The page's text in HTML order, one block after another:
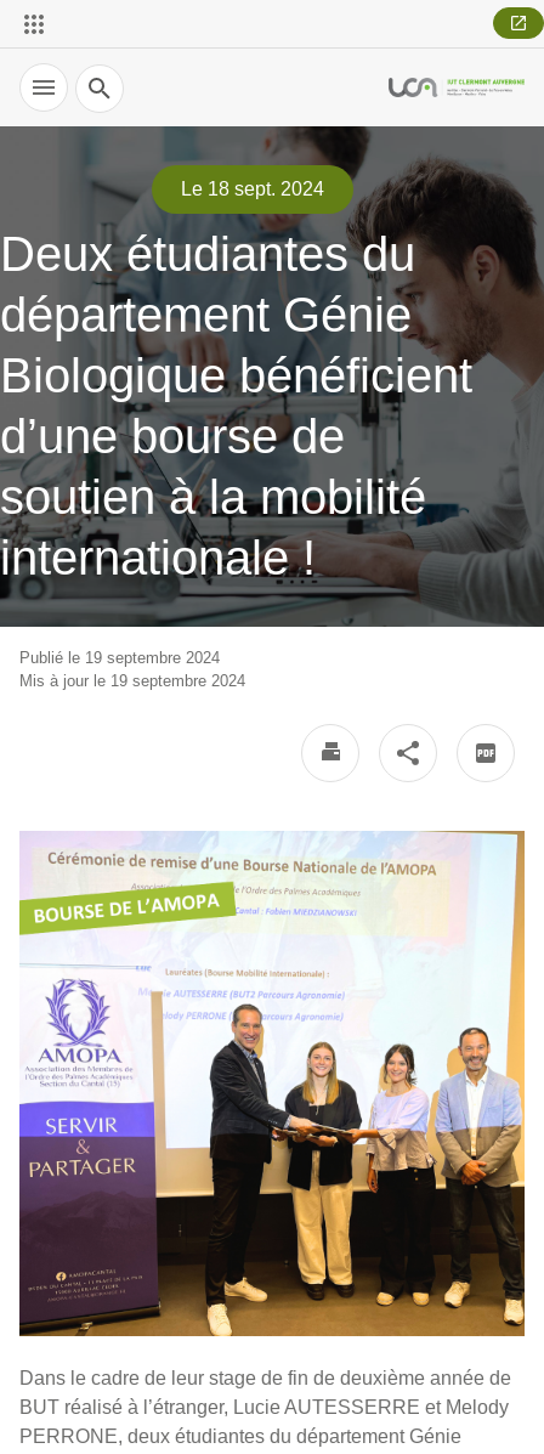
Recherche
Le 18 sept. 2024
Deux étudiantes du
département Génie
Biologique bénéficient
d’une bourse de
soutien à la mobilité
internationale !
Publié le 19 septembre 2024
Mis à jour le 19 septembre 2024
Dans le cadre de leur stage de fin de deuxième année de
BUT réalisé à l’étranger, Lucie AUTESSERRE et Melody
PERRONE, deux étudiantes du département Génie